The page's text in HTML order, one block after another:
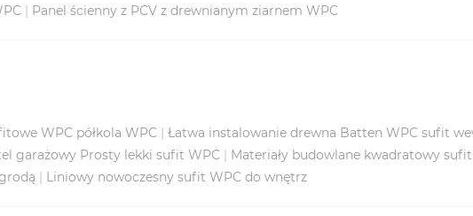
| Panel ścienny z PCV z drewnianym ziarnem WPC
WPC półkola WPC | Łatwa instalowanie drewna Batten WPC sufit
garażowy Prosty lekki sufit WPC | Materiały budowlane kwadratowy
| Liniowy nowoczesny sufit WPC do wnętrz